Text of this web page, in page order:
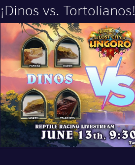
¡Dinos vs.